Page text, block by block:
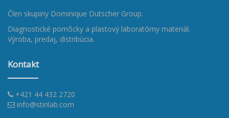
Člen skupiny Dominique Dutscher Group.
Diagnostické pomôcky a plastový laboratórny materiál.
Výroba, predaj, distribúcia.
Kontakt
+421 44 432 2720
info@stirilab.com